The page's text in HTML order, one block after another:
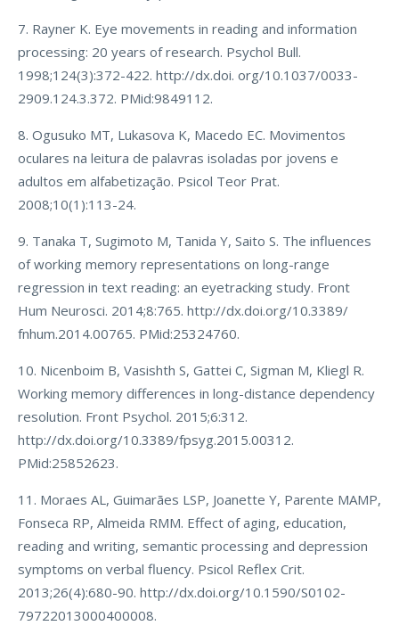
7. Rayner K. Eye movements in reading and information
processing: 20 years of research. Psychol Bull.
1998;124(3):372-422. http://dx.doi. org/10.1037/0033-
2909.124.3.372. PMid:9849112.
8. Ogusuko MT, Lukasova K, Macedo EC. Movimentos
oculares na leitura de palavras isoladas por jovens e
adultos em alfabetização. Psicol Teor Prat.
2008;10(1):113-24.
9. Tanaka T, Sugimoto M, Tanida Y, Saito S. The influences
of working memory representations on long-range
regression in text reading: an eyetracking study. Front
Hum Neurosci. 2014;8:765. http://dx.doi.org/10.3389/
fnhum.2014.00765. PMid:25324760.
10. Nicenboim B, Vasishth S, Gattei C, Sigman M, Kliegl R.
Working memory differences in long-distance dependency
resolution. Front Psychol. 2015;6:312.
http://dx.doi.org/10.3389/fpsyg.2015.00312.
PMid:25852623.
11. Moraes AL, Guimarães LSP, Joanette Y, Parente MAMP,
Fonseca RP, Almeida RMM. Effect of aging, education,
reading and writing, semantic processing and depression
symptoms on verbal fluency. Psicol Reflex Crit.
2013;26(4):680-90. http://dx.doi.org/10.1590/S0102-
79722013000400008.